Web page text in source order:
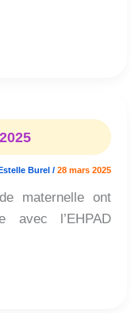
Burel / 28 mars 2025
maternelle ont
avec l’EHPAD